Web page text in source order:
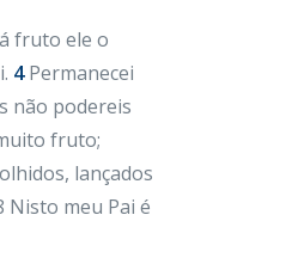
fruto ele o
4Permanecei
não podereis
fruto;
lançados
Nisto meu Pai é